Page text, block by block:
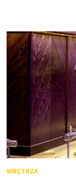
WNĘTRZA